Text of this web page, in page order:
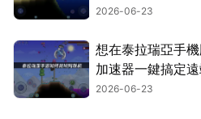
兩地的朋友也能流
2026-06-23
想在泰拉瑞亞手
加速器一鍵搞定
2026-06-23